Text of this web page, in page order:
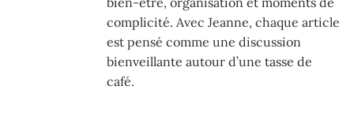
complicité. Avec Jeanne, chaque article
est pensé comme une discussion
bienveillante autour d’une tasse de
café.